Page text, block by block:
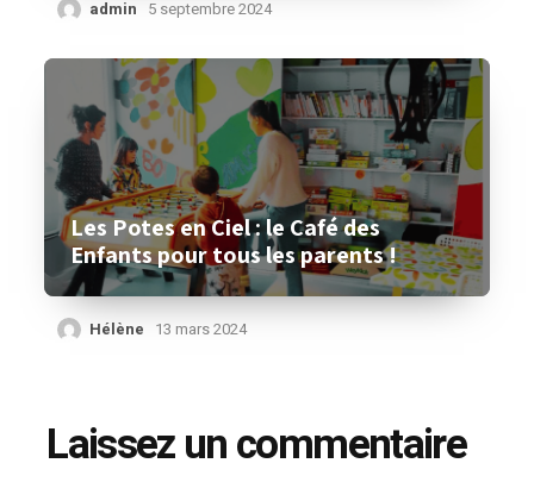
admin 5 septembre 2024
Les Potes en Ciel : le Café des
Enfants pour tous les parents !
Hélène 13 mars 2024
Laissez un commentaire